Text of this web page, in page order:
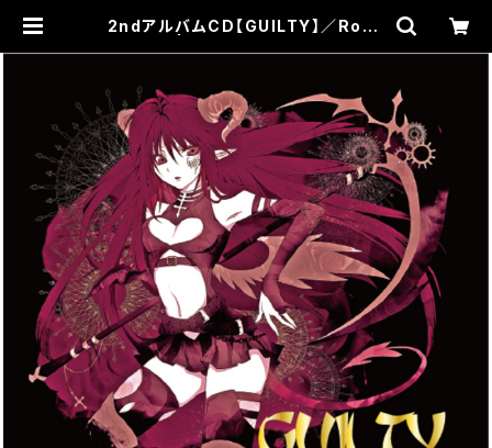
2ndアルバムCD【GUILTY】／Rosa